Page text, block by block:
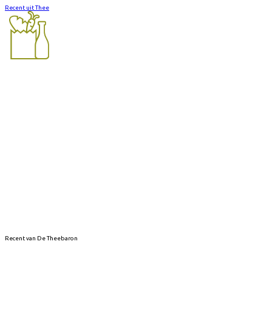
Recent uit Thee
Recent van De Theebaron